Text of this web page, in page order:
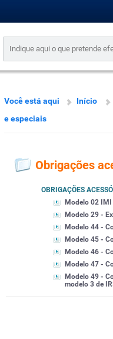
Você está aqui Início
e especiais
Obrigações
OBRIGAÇÕES
Modelo 02 IMI
Modelo 29 -
Modelo 44 -
Modelo 45 -
Modelo 46 -
Modelo 47 -
Modelo 49 -
modelo 3 de